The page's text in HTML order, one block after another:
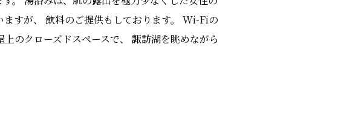
すが、 飲料のご提供もしております。 Wi-Fiの
のクローズドスペースで、 諏訪湖を眺めながら